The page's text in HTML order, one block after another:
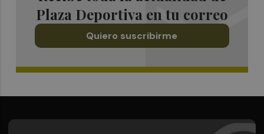
Plaza Deportiva en tu correo
Quiero suscribirme